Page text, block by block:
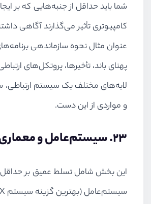
شما باید حداقل از جنبه‌هایی که بر
کامپیوتری تأثیر می‌گذارند آگاهی
عنوان مثال نحوه سازماندهی
پهنای باند، تأخیرها، پروتکل‌های
لایه‌های مختلف یک سیستم ارتباطی،
و مواردی از این دست.
23. سیستم‌عامل و معماری کامپیوتر
این بخش شامل تسلط عمیق بر
سیستم‌عامل (بهترین گزینه سیستم